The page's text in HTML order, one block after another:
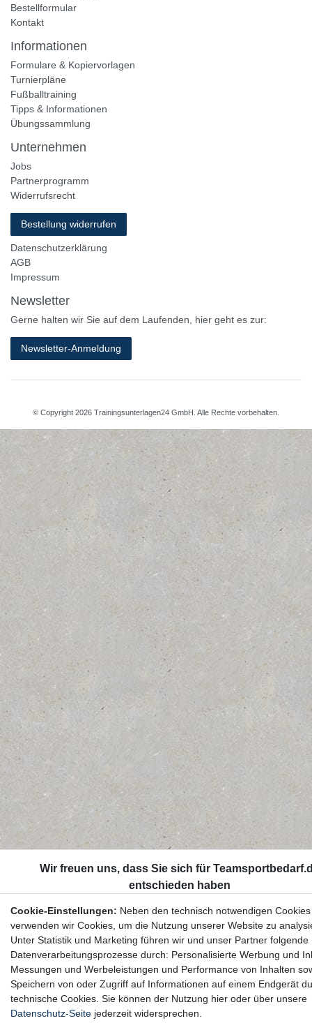
Bestellformular
Kontakt
Informationen
Formulare & Kopiervorlagen
Turnierpläne
Fußballtraining
Tipps & Informationen
Übungssammlung
Unternehmen
Jobs
Partnerprogramm
Widerrufsrecht
Bestellung widerrufen
Datenschutzerklärung
AGB
Impressum
Newsletter
Gerne halten wir Sie auf dem Laufenden, hier geht es zur:
Newsletter-Anmeldung
© Copyright 2026 Trainingsunterlagen24 GmbH. Alle Rechte vorbehalten.
Cookie-Einstellungen: Neben den technisch notwendigen Cookies
verwenden wir Cookies, um die Nutzung unserer Website zu
Unter Statistik und Marketing führen wir und unser Partner folgende
Datenverarbeitungsprozesse durch: Personalisierte Werbung und
Messungen und Werbeleistungen und Performance von Inhalten
Speichern von oder Zugriff auf Informationen auf einem Endgerät
technische Cookies. Sie können der Nutzung hier oder über unsere
Datenschutz-Seite jederzeit widersprechen.